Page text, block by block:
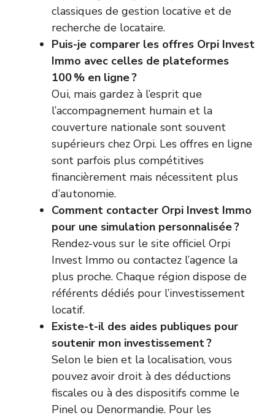
classiques de gestion locative et de
recherche de locataire.
Puis-je comparer les offres Orpi Invest
Immo avec celles de plateformes
100 % en ligne ?
Oui, mais gardez à l’esprit que
l’accompagnement humain et la
couverture nationale sont souvent
supérieurs chez Orpi. Les offres en ligne
sont parfois plus compétitives
financièrement mais nécessitent plus
d’autonomie.
Comment contacter Orpi Invest Immo
pour une simulation personnalisée ?
Rendez-vous sur le site officiel Orpi
Invest Immo ou contactez l’agence la
plus proche. Chaque région dispose de
référents dédiés pour l’investissement
locatif.
Existe-t-il des aides publiques pour
soutenir mon investissement ?
Selon le bien et la localisation, vous
pouvez avoir droit à des déductions
fiscales ou à des dispositifs comme le
Pinel ou Denormandie. Pour les